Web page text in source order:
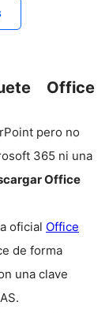
Office
pero no
365 ni una
Office
oficial Office
de forma
una clave